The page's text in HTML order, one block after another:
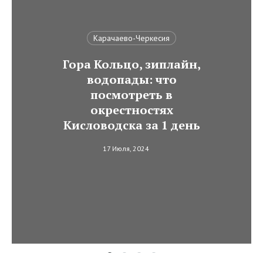
Карачаево-Черкесия
Гора Кольцо, зиплайн,
водопады: что
посмотреть в
окрестностях
Кисловодска за 1 день
17 Июля, 2024